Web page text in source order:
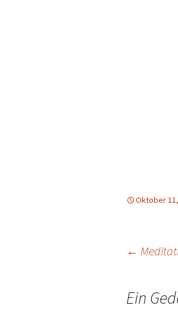
Oktober
Navigation
←
Ein